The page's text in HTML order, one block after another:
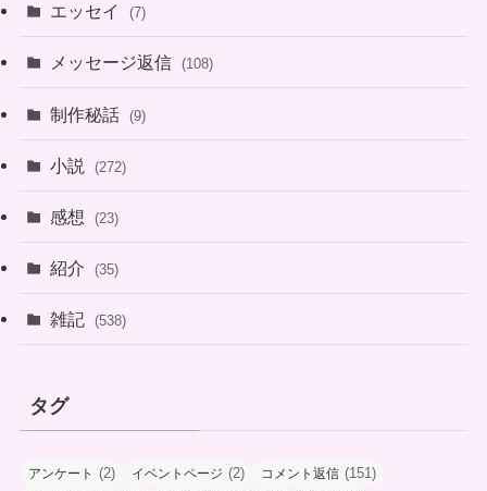
エッセイ (7)
メッセージ返信 (108)
制作秘話 (9)
小説 (272)
感想 (23)
紹介 (35)
雑記 (538)
タグ
アンケート (2) イベントページ (2) コメント返信 (151)